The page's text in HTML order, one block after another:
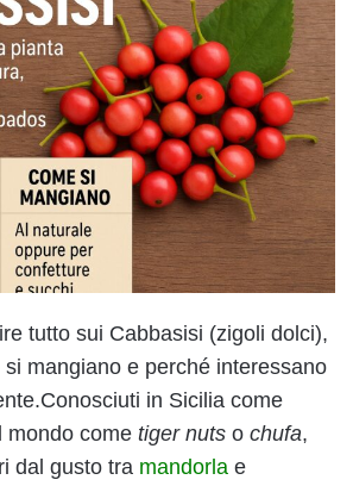
tutto sui Cabbasisi (zigoli dolci),
mangiano e perché interessano
in Sicilia come
mondo come tiger nuts o chufa,
dal gusto tra mandorla e